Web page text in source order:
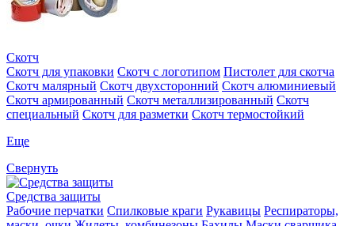
Скотч
Скотч для упаковки Скотч с логотипом Пистолет для скотча
Скотч малярный Скотч двухсторонний Скотч алюминиевый
Скотч армированный Скотч металлизированный Скотч
специальный Скотч для разметки Скотч термостойкий
Еще
Свернуть
Средства защиты
Рабочие перчатки Спилковые краги Рукавицы Респираторы,